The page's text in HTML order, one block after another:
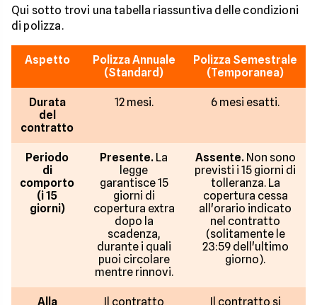
Qui sotto trovi una tabella riassuntiva delle condizioni
di polizza.
Aspetto
Polizza Annuale
(Standard)
Polizza Semestrale
(Temporanea)
Durata
del
contratto
12 mesi. 6 mesi esatti.
Periodo
di
comporto
(i 15
giorni)
Presente. La
legge
garantisce 15
giorni di
copertura extra
dopo la
scadenza,
durante i quali
puoi circolare
mentre rinnovi.
Assente.Non sono
previsti i 15 giorni di
tolleranza. La
copertura cessa
all'orario indicato
nel contratto
(solitamente le
23:59 dell'ultimo
giorno).
Alla
Il contratto
Il contratto si